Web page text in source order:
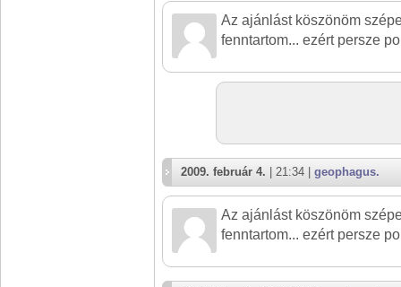
Az ajánlást köszönöm
fenntartom... ezért persze
2009. február 4. | 21:34 | geophagus.
Az ajánlást köszönöm
fenntartom... ezért persze